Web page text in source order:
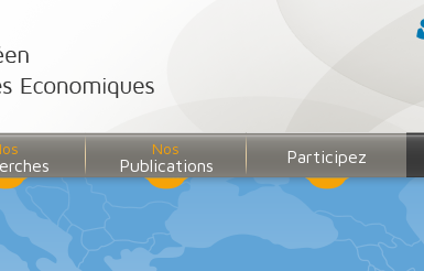
Nos
Publications Participez